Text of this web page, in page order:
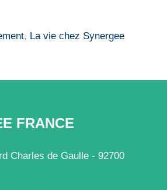
, La vie chez Synergee
FRANCE
Charles de Gaulle - 92700